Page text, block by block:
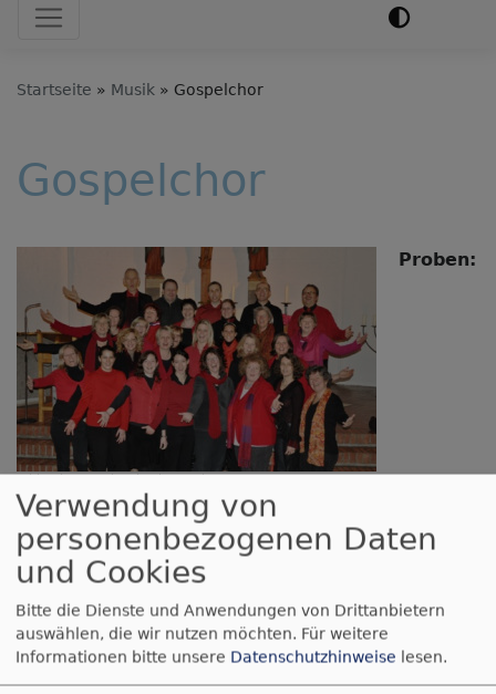
Hauptnavigation
Startseite Musik Gospelchor
Gospelchor
Bildrechte Friedenskirche Dachau
Proben:
Dienstags, 19.30-21.00 Uhr (außer in den
Schulferien)
im Gemeindesaal der Friedenskirche
Das Repertoire unseres Gospelchores ist vielseitig,
es reicht von traditionellen Gospels und Spirituals,
über Swing-, Jazz- und Popsongs bis hin zu
afrikanischer, hebräischer und südamerikanischer
Verwendung von
personenbezogenen Daten
und Cookies
Bitte die Dienste und Anwendungen von Drittanbietern
auswählen, die wir nutzen möchten. Für weitere
Informationen bitte unsere Datenschutzhinweise lesen.